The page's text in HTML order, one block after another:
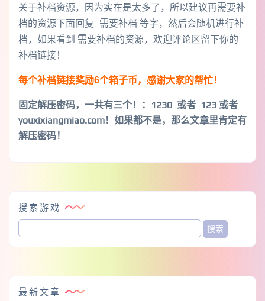
关于补档资源，因为实在是太多了，所以建议再需要补
档的资源下面回复 需要补档 等字，然后会随机进行补
档，如果看到 需要补档的资源，欢迎评论区留下你的
补档链接！
每个补档链接奖励6个箱子币，感谢大家的帮忙！
固定解压密码，一共有三个！
：1230 或者 123 或者
youxixiangmiao.com！如果都不是，那么文章里肯定有
解压密码！
搜索游戏
最新文章